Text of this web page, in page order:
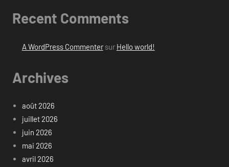
Recent Comments
A WordPress Commentersur Hello world!
Archives
août 2026
juillet 2026
juin 2026
mai 2026
avril 2026